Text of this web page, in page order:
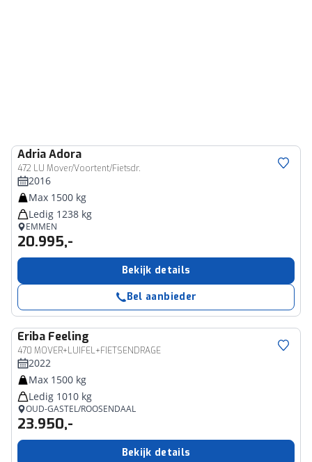
AdriaAdora
472 LU Mover/Voortent/Fietsdr.
2016
Max 1500 kg
Ledig 1238 kg
EMMEN
20.995,-
Bekijk details
Bel aanbieder
Eriba Feeling
470 MOVER+LUIFEL+FIETSENDRAGE
2022
Max 1500 kg
Ledig 1010 kg
OUD-GASTEL/ROOSENDAAL
23.950,-
Bekijk details